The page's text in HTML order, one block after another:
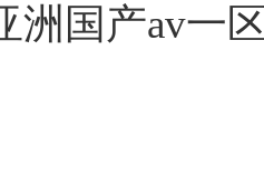
洲国产av一